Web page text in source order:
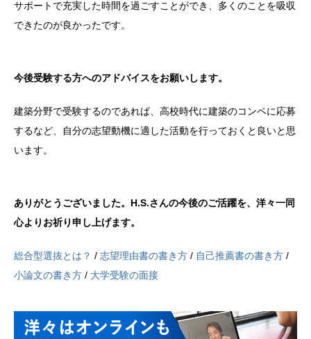
サポートで充実した時間を過ごすことができ、多くのことを吸収
できたのが良かったです。
今後受験する方へのアドバイスをお願いします。
建築分野で受験するのであれば、高校時代に建築のコンペに応募
するなど、自分の志望動機に適した活動を行っておくと良いと思
います。
ありがとうございました。H.S.さんの今後のご活躍を、洋々一同
心よりお祈り申し上げます。
総合型選抜とは？ / 志望理由書の書き方 / 自己推薦書の書き方 /
小論文の書き方 / 大学受験の面接